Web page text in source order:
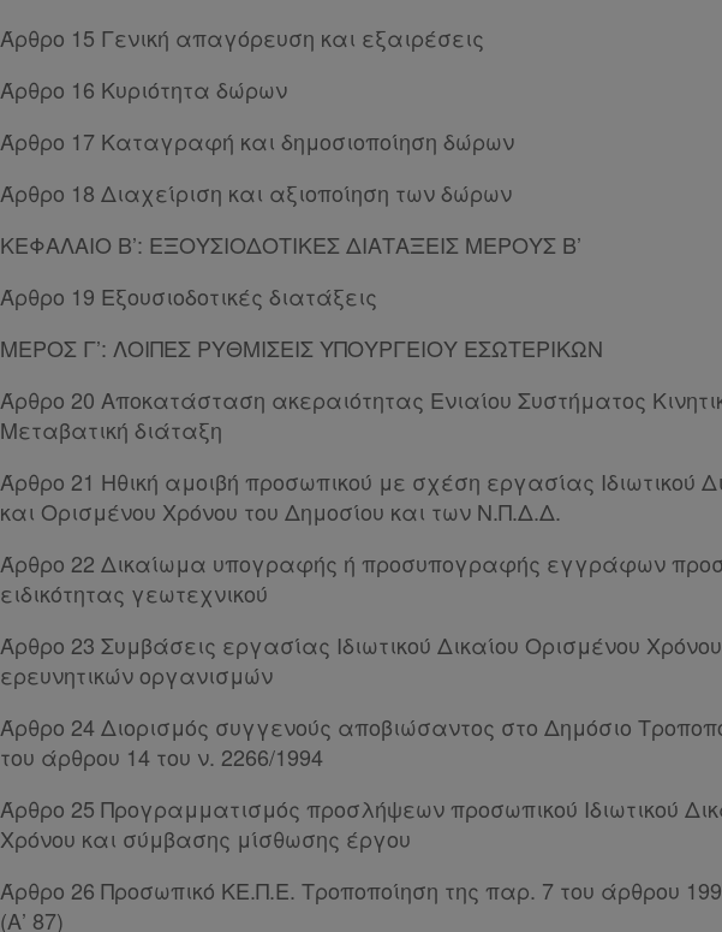
Άρθρο 15 Γενική απαγόρευση και εξαιρέσεις
Άρθρο 16 Κυριότητα δώρων
Άρθρο 17 Καταγραφή και δημοσιοποίηση δώρων
Άρθρο 18 Διαχείριση και αξιοποίηση των δώρων
ΚΕΦΑΛΑΙΟ Β’: ΕΞΟΥΣΙΟΔΟΤΙΚΕΣ ΔΙΑΤΑΞΕΙΣ ΜΕΡΟΥΣ Β’
Άρθρο 19 Εξουσιοδοτικές διατάξεις
ΜΕΡΟΣ Γ’: ΛΟΙΠΕΣ ΡΥΘΜΙΣΕΙΣ ΥΠΟΥΡΓΕΙΟΥ ΕΣΩΤΕΡΙΚΩΝ
Άρθρο 20 Αποκατάσταση ακεραιότητας Ενιαίου Συστήματος
Μεταβατική διάταξη
Άρθρο 21 Ηθική αμοιβή προσωπικού με σχέση εργασίας Ιδιωτικού
και Ορισμένου Χρόνου του Δημοσίου και των Ν.Π.Δ.Δ.
Άρθρο 22 Δικαίωμα υπογραφής ή προσυπογραφής εγγράφων
ειδικότητας γεωτεχνικού
Άρθρο 23 Συμβάσεις εργασίας Ιδιωτικού Δικαίου Ορισμένου
ερευνητικών οργανισμών
Άρθρο 24 Διορισμός συγγενούς αποβιώσαντος στο Δημόσιο
του άρθρου 14 του ν. 2266/1994
Άρθρο 25 Προγραμματισμός προσλήψεων προσωπικού Ιδιωτικού
Χρόνου και σύμβασης μίσθωσης έργου
Άρθρο 26 Προσωπικό ΚΕ.Π.Ε. Τροποποίηση της παρ. 7 του άρθρου
(Α’ 87)